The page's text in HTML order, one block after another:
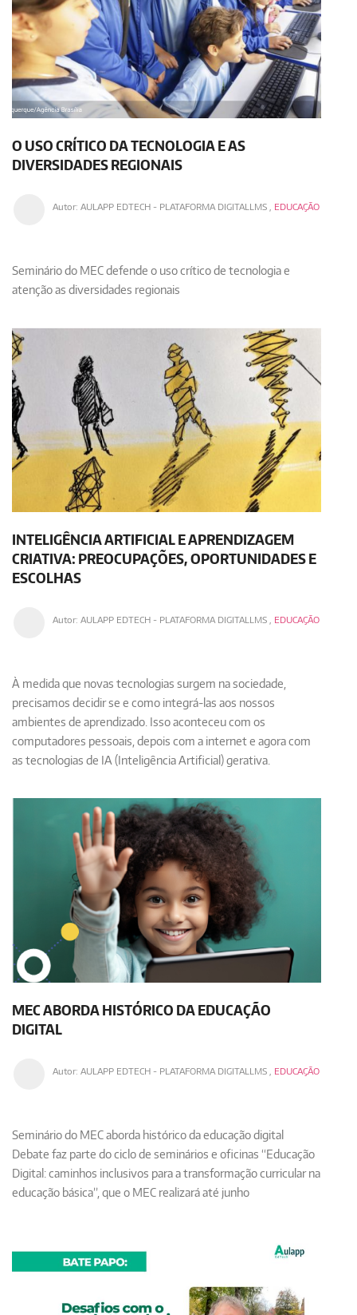
O USO CRÍTICO DA TECNOLOGIA E AS
DIVERSIDADES REGIONAIS
Autor: AULAPP EDTECH - PLATAFORMA DIGITALLMS EDUCAÇÃO
Seminário do MEC defende o uso crítico de tecnologia e
atenção as diversidades regionais
INTELIGÊNCIA ARTIFICIAL E APRENDIZAGEM
CRIATIVA: PREOCUPAÇÕES, OPORTUNIDADES E
ESCOLHAS
Autor: AULAPP EDTECH - PLATAFORMA DIGITALLMS EDUCAÇÃO
À medida que novas tecnologias surgem na sociedade,
precisamos decidir se e como integrá-las aos nossos
ambientes de aprendizado. Isso aconteceu com os
computadores pessoais, depois com a internet e agora com
as tecnologias de IA (Inteligência Artificial) gerativa.
MEC ABORDA HISTÓRICO DA EDUCAÇÃO
DIGITAL
Autor: AULAPP EDTECH - PLATAFORMA DIGITALLMS EDUCAÇÃO
Seminário do MEC aborda histórico da educação digital
Debate faz parte do ciclo de seminários e oficinas “Educação
Digital: caminhos inclusivos para a transformação curricular na
educação básica”, que o MEC realizará até junho